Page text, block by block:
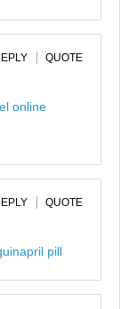
QUOTE
online
QUOTE
pill